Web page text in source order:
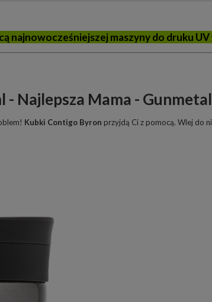
najnowocześniejszej maszyny do druku UV
Najlepsza Mama - Gunmetal
Kubki Contigo Byron przyjdą Ci z pomocą. Wlej do